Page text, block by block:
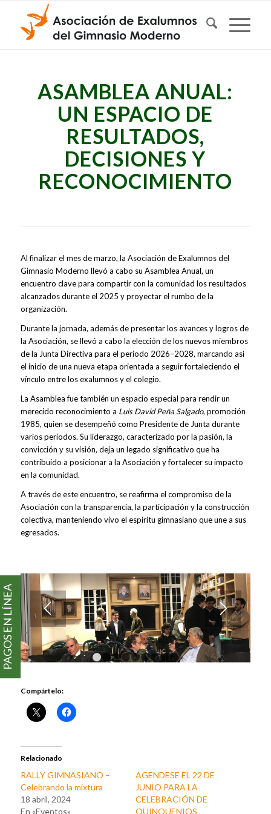
ASAMBLEA ANUAL:
UN ESPACIO DE
RESULTADOS,
DECISIONES Y
RECONOCIMIENTO
Al finalizar el mes de marzo, la Asociación de Exalumnos del
Gimnasio Moderno llevó a cabo su Asamblea Anual, un
encuentro clave para compartir con la comunidad los resultados
alcanzados durante el 2025 y proyectar el rumbo de la
organización.
Durante la jornada, además de presentar los avances y logros de
la Asociación, se llevó a cabo la elección de los nuevos miembros
de la Junta Directiva para el periodo 2026–2028, marcando así
el inicio de una nueva etapa orientada a seguir fortaleciendo el
vínculo entre los exalumnos y el colegio.
La Asamblea fue también un espacio especial para rendir un
merecido reconocimiento a Luis David Peña Salgado, promoción
1985, quien se desempeñó como Presidente de Junta durante
varios períodos. Su liderazgo, caracterizado por la pasión, la
convicción y su visión, deja un legado significativo que ha
contribuido a posicionar a la Asociación y fortalecer su impacto
en la comunidad.
A través de este encuentro, se reafirma el compromiso de la
Asociación con la transparencia, la participación y la construcción
colectiva, manteniendo vivo el espíritu gimnasiano que une a sus
egresados.
1 2 3 4 5 6 7 8 9
Compártelo:
Relacionado
RALLY GIMNASIANO –
Celebrando la mixtura
18 abril, 2024
En «Eventos»
AGENDESE EL 22 DE
JUNIO PARA LA
CELEBRACIÓN DE
QUINQUENIOS
PAGOS EN LÍNEA